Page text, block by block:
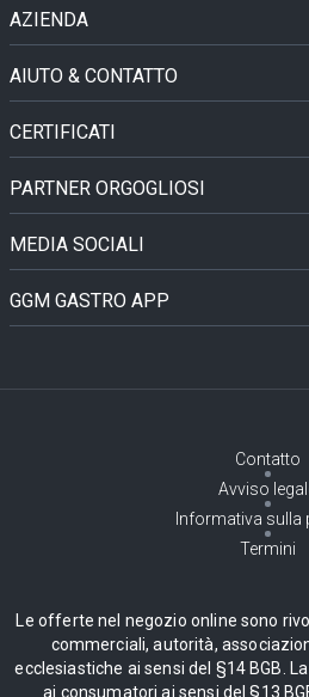
AZIENDA
AIUTO & CONTATTO
CERTIFICATI
PARTNER ORGOGLIOSI
MEDIA SOCIALI
GGM GASTRO APP
Contatto
Avviso
Informativa sulla
Termini
Le offerte nel negozio online sono
commerciali, autorità,
ecclesiastiche ai sensi del §14 BGB.
ai consumatori ai sensi del §13